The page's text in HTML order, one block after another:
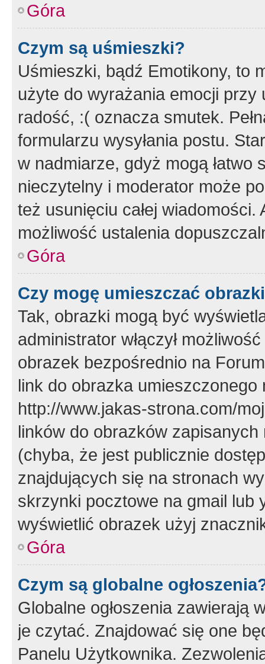
Góra
Czym są uśmieszki?
Uśmieszki, bądź Emotikony, to
użyte do wyrażania emocji
radość, :( oznacza smutek.
formularzu wysyłania postu.
w nadmiarze, gdyż mogą
nieczytelny i moderator może
też usunięciu całej
możliwość ustalenia
Góra
Czy mogę umieszczać
Tak, obrazki mogą być
administrator włączył
obrazek bezpośrednio na
link do obrazka
http://www.jakas-strona.com/
linków do obrazków
(chyba, że jest publicznie
znajdujących się na stronach
skrzynki pocztowe na gmail lub
wyświetlić obrazek użyj
Góra
Czym są globalne
Globalne ogłoszenia zawierają
je czytać. Znajdować się one
Panelu Użytkownika.